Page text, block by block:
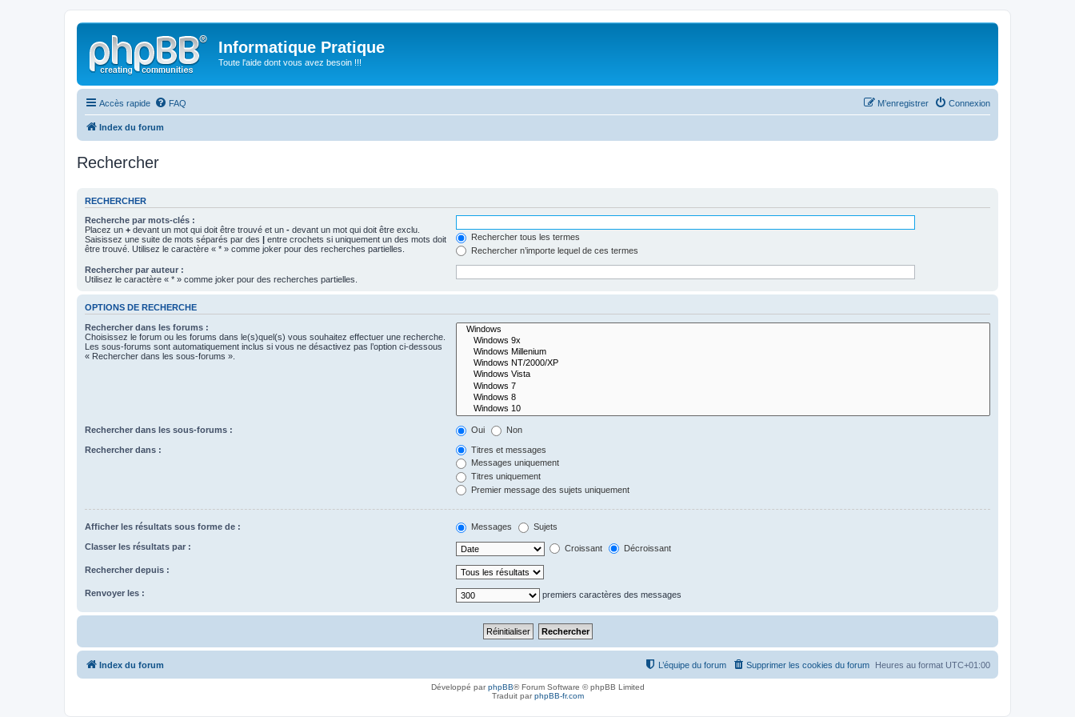
Informatique Pratique
Toute l'aide dont vous avez besoin !!!
Accès rapide FAQ Connexion
M’enregistrer
Index du forum
Rechercher
RECHERCHER
Recherche par mots-clés :
Placez un + devant un mot qui doit être trouvé et un - devant un mot qui doit être exclu.
Saisissez une suite de mots séparés par des | entre crochets si uniquement un des mots doit
être trouvé. Utilisez le caractère « * » comme joker pour des recherches partielles.
Rechercher tous les termes
Rechercher n’importe lequel de ces termes
Rechercher par auteur :
Utilisez le caractère « * » comme joker pour des recherches partielles.
OPTIONS DE RECHERCHE
Rechercher dans les forums :
Choisissez le forum ou les forums dans le(s)quel(s) vous souhaitez effectuer une recherche.
Les sous-forums sont automatiquement inclus si vous ne désactivez pas l’option ci-dessous
« Rechercher dans les sous-forums ».
Rechercher dans les sous-forums : Oui Non
Rechercher dans :
Titres et messages
Messages uniquement
Titres uniquement
Premier message des sujets uniquement
Afficher les résultats sous forme de : Messages Sujets
Classer les résultats par : Croissant Décroissant
Rechercher depuis :
Renvoyer les : premiers caractères des messages
Index du forum Heures au format UTC+01:00
Supprimer les cookies du forum
L’équipe du forum
Développé parphpBB® Forum Software © phpBB Limited
Traduit parphpBB-fr.com